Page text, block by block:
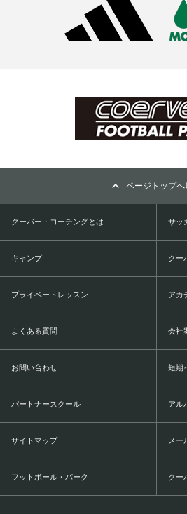
ページトップへ
クーバー・コーチングとは サッ
キャンプ クー
プライベートレッスン アカ
よくある質問 会社
お問い合わせ 短期
パートナースクール アル
サイトマップ メー
フットボール・パーク クー